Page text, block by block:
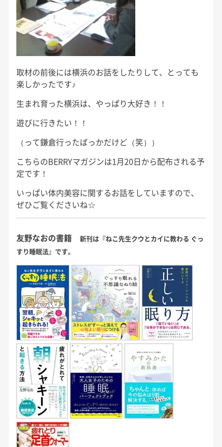
取材の前後には横浜のお話をしたりして、とっても
楽しかったです♪
生まれ育った横浜は、やっぱり大好き！！
遊びに行きたい！！
（って鎌倉行ったばっかだけど（笑））
こちらのBERRYマガジンは1月20日から配布される予
定です！
いっぱい体内美容に関するお話をしていますので、
ぜひご覧くださいね☆
友野なおの書籍
新刊は『ねこ先生クウとカイに教わる ぐっ
すり睡眠法』です。